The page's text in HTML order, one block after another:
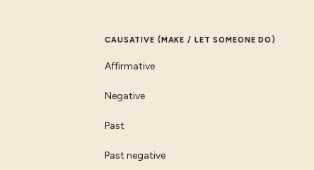
CAUSATIVE (MAKE / LET SOMEONE DO)
Affirmative
Negative
Past
Past negative